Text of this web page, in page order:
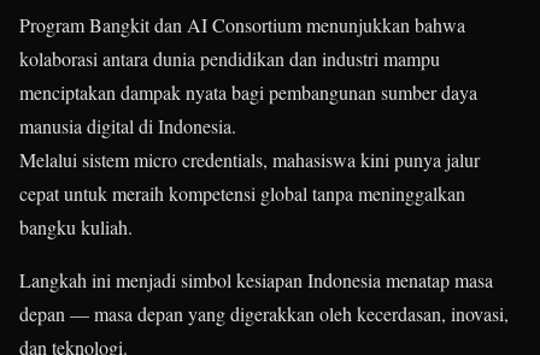
Program Bangkit dan AI Consortium menunjukkan bahwa
kolaborasi antara dunia pendidikan dan industri mampu
menciptakan dampak nyata bagi pembangunan sumber daya
manusia digital di Indonesia.
Melalui sistem micro credentials, mahasiswa kini punya jalur
cepat untuk meraih kompetensi global tanpa meninggalkan
bangku kuliah.
Langkah ini menjadi simbol kesiapan Indonesia menatap masa
depan — masa depan yang digerakkan oleh kecerdasan, inovasi,
dan teknologi.